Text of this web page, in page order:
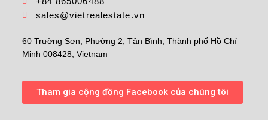
sales@vietrealestate.vn
60 Trường Sơn, Phường 2, Tân Bình, Thành phố Hồ Chí
Minh 008428, Vietnam
Tham gia cộng đồng Facebook của chúng tôi